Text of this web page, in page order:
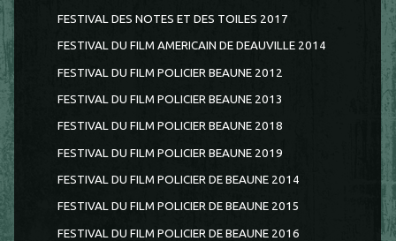
FESTIVAL DES NOTES ET DES TOILES 2017
FESTIVAL DU FILM AMERICAIN DE DEAUVILLE 2014
FESTIVAL DU FILM POLICIER BEAUNE 2012
FESTIVAL DU FILM POLICIER BEAUNE 2013
FESTIVAL DU FILM POLICIER BEAUNE 2018
FESTIVAL DU FILM POLICIER BEAUNE 2019
FESTIVAL DU FILM POLICIER DE BEAUNE 2014
FESTIVAL DU FILM POLICIER DE BEAUNE 2015
FESTIVAL DU FILM POLICIER DE BEAUNE 2016